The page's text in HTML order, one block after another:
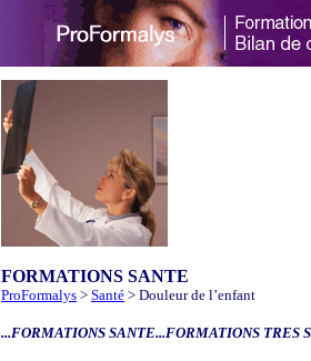
FORMATIONS SANTE
ProFormalys > Santé > Douleur de l’enfant
...FORMATIONS SANTE...FORMATIONS TRES